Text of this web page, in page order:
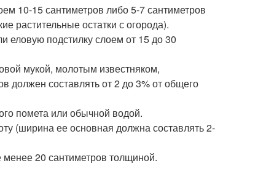
10-15 сантиметров либо 5-7 сантиметров
растительные остатки с огорода).
еловую подстилку слоем от 15 до 30
мукой, молотым известняком,
составлять от 2 до 3% от общего
помета или обычной водой.
(ширина ее основная должна составлять 2-
20 сантиметров толщиной.